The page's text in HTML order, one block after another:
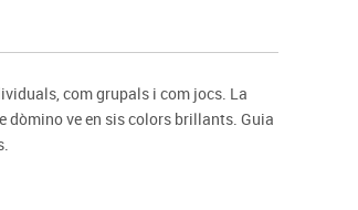
com grupals i com jocs. La
dòmino ve en sis colors brillants. Guia